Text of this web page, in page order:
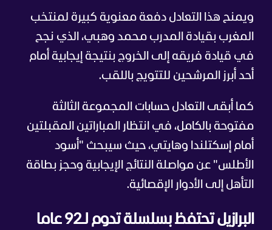
ويمنح هذا التعادل دفعة معنوية كبيرة لمنتخب
المغرب بقيادة المدرب محمد وهبي، الذي نجح
في قيادة فريقه إلى الخروج بنتيجة إيجابية أمام
أحد أبرز المرشحين للتتويج باللقب.
كما أبقى التعادل حسابات المجموعة الثالثة
مفتوحة بالكامل، في انتظار المباراتين المقبلتين
أمام إسكتلندا وهايتي، حيث سيبحث "أسود
الأطلس" عن مواصلة النتائج الإيجابية وحجز بطاقة
التأهل إلى الأدوار الإقصائية.
البرازيل تحتفظ بسلسلة تدوم لـ92 عاما